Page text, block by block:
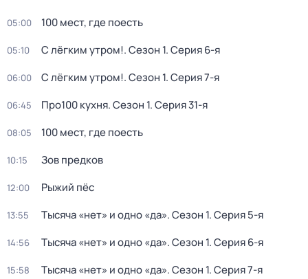
05:00 100 мест, где поесть
05:10 С лёгким утром!. Сезон 1. Серия 6-я
06:00 С лёгким утром!. Сезон 1. Серия 7-я
06:45 Про100 кухня. Сезон 1. Серия 31-я
08:05 100 мест, где поесть
10:15 Зов предков
12:00 Рыжий пёс
13:55 Тысяча «нет» и одно «да». Сезон 1. Серия 5-я
14:56 Тысяча «нет» и одно «да». Сезон 1. Серия 6-я
15:58 Тысяча «нет» и одно «да». Сезон 1. Серия 7-я